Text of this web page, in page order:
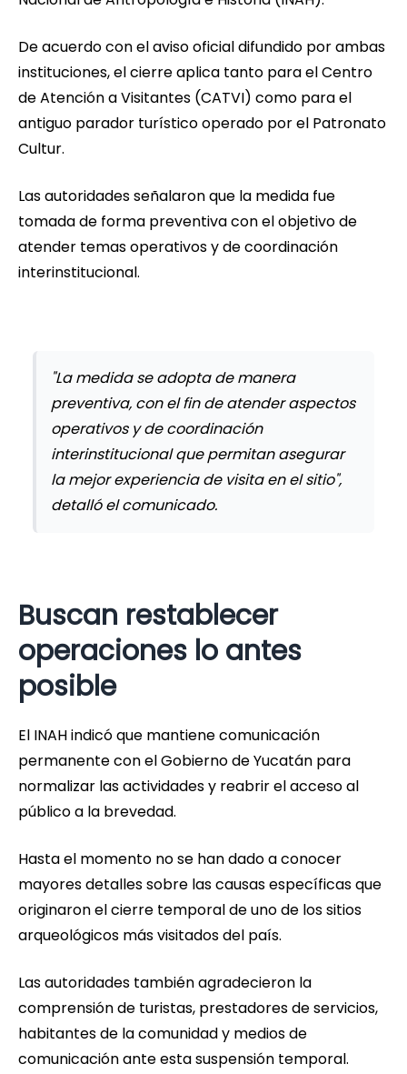
De acuerdo con el aviso oficial difundido por ambas
instituciones, el cierre aplica tanto para el Centro
de Atención a Visitantes (CATVI) como para el
antiguo parador turístico operado por el Patronato
Cultur.
Las autoridades señalaron que la medida fue
tomada de forma preventiva con el objetivo de
atender temas operativos y de coordinación
interinstitucional.
"La medida se adopta de manera
preventiva, con el fin de atender aspectos
operativos y de coordinación
interinstitucional que permitan asegurar
la mejor experiencia de visita en el sitio",
detalló el comunicado.
Buscan restablecer
operaciones lo antes
posible
El INAH indicó que mantiene comunicación
permanente con el Gobierno de Yucatán para
normalizar las actividades y reabrir el acceso al
público a la brevedad.
Hasta el momento no se han dado a conocer
mayores detalles sobre las causas específicas que
originaron el cierre temporal de uno de los sitios
arqueológicos más visitados del país.
Las autoridades también agradecieron la
comprensión de turistas, prestadores de servicios,
habitantes de la comunidad y medios de
comunicación ante esta suspensión temporal.